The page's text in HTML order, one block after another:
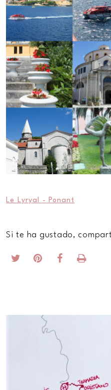
Le Lyryal - Ponant
Si te ha gustado,